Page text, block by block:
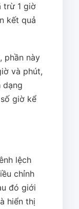
trừ 1 giờ
kết quả
phần này
và phút,
dạng
giờ kể
lệch
chỉnh
đó giới
hiển thị